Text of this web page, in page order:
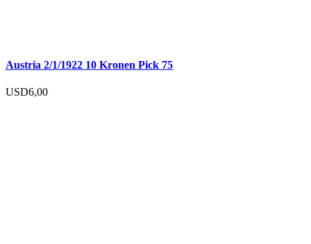
Austria 2/1/1922 10 Kronen Pick 75
USD6,00